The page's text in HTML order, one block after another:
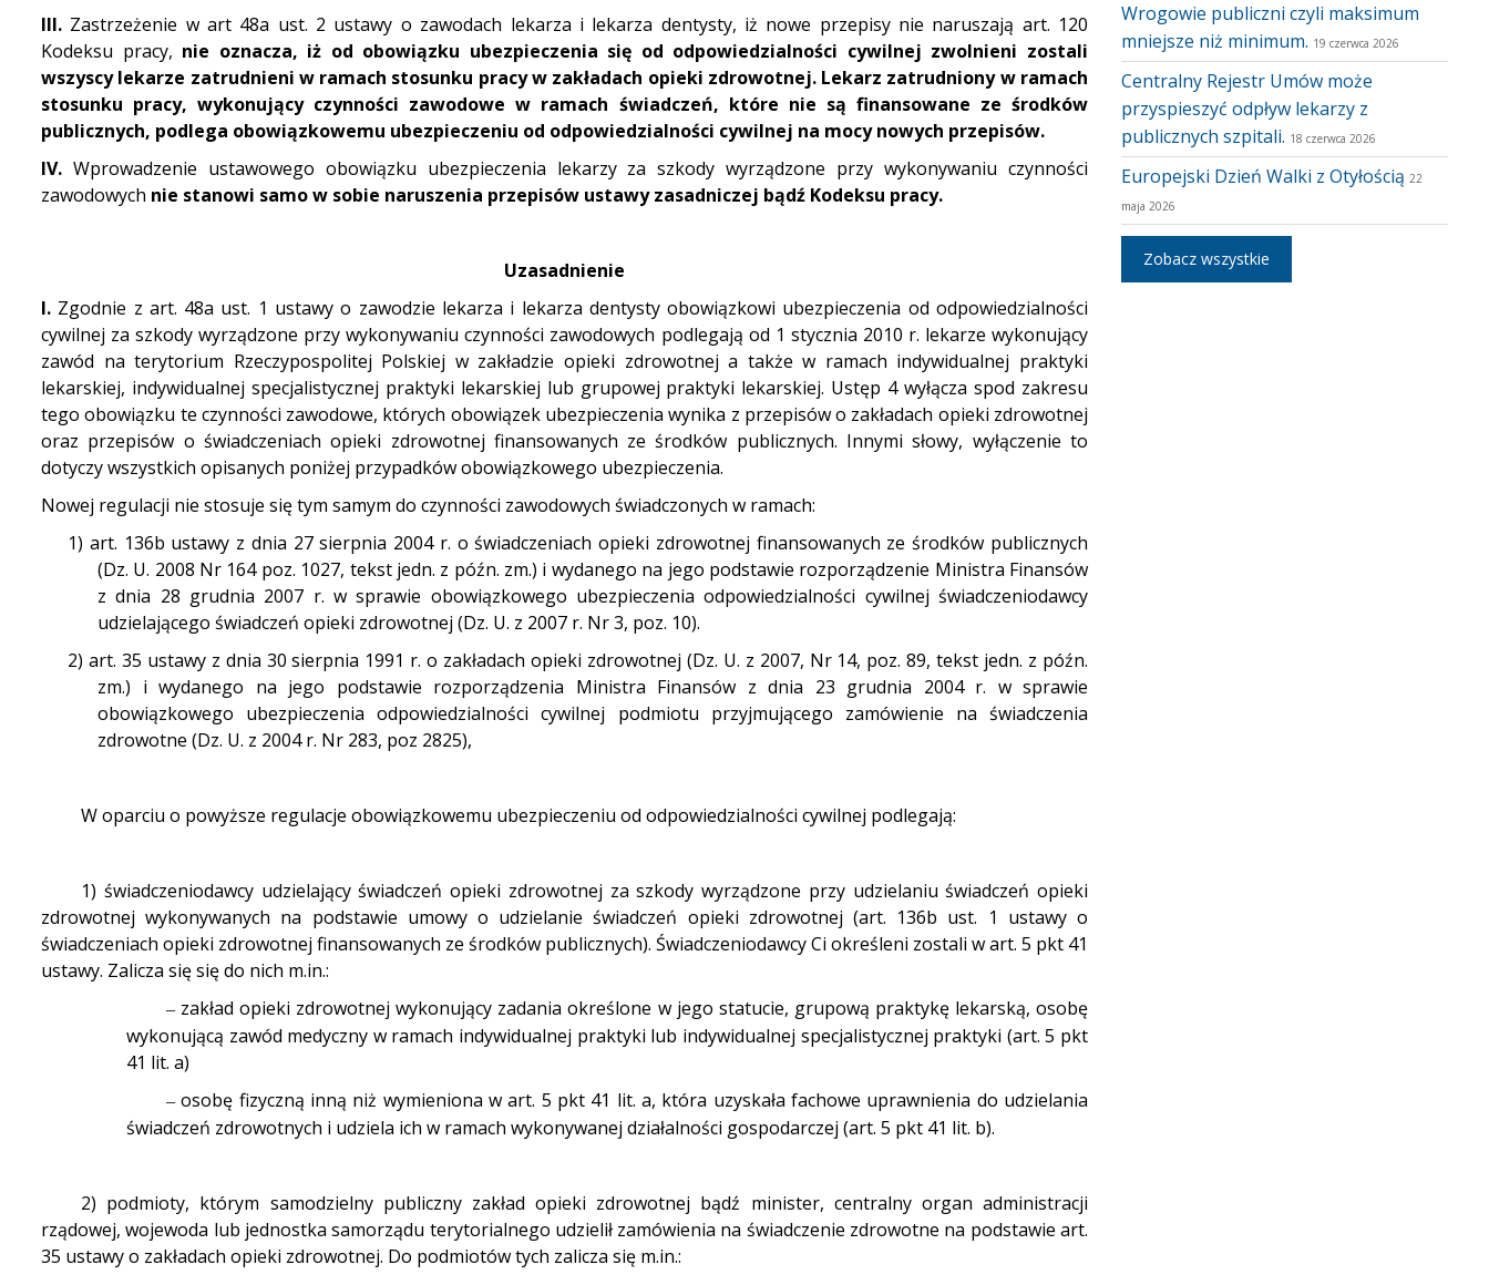
III. Zastrzeżenie w art 48a ust. 2 ustawy o zawodach lekarza i lekarza dentysty, iż nowe przepisy nie naruszają art. 120
Kodeksu pracy, nie oznacza, iż od obowiązku ubezpieczenia się od odpowiedzialności cywilnej zwolnieni zostali
wszyscy lekarze zatrudnieni w ramach stosunku pracy w zakładach opieki zdrowotnej. Lekarz zatrudniony w ramach
stosunku pracy, wykonujący czynności zawodowe w ramach świadczeń, które nie są finansowane ze środków
publicznych, podlega obowiązkowemu ubezpieczeniu od odpowiedzialności cywilnej na mocy nowych przepisów.
IV. Wprowadzenie ustawowego obowiązku ubezpieczenia lekarzy za szkody wyrządzone przy wykonywaniu czynności
zawodowych nie stanowi samo w sobie naruszenia przepisów ustawy zasadniczej bądź Kodeksu pracy.
Uzasadnienie
I. Zgodnie z art. 48a ust. 1 ustawy o zawodzie lekarza i lekarza dentysty obowiązkowi ubezpieczenia od odpowiedzialności
cywilnej za szkody wyrządzone przy wykonywaniu czynności zawodowych podlegają od 1 stycznia 2010 r. lekarze wykonujący
zawód na terytorium Rzeczypospolitej Polskiej w zakładzie opieki zdrowotnej a także w ramach indywidualnej praktyki
lekarskiej, indywidualnej specjalistycznej praktyki lekarskiej lub grupowej praktyki lekarskiej. Ustęp 4 wyłącza spod zakresu
tego obowiązku te czynności zawodowe, których obowiązek ubezpieczenia wynika z przepisów o zakładach opieki zdrowotnej
oraz przepisów o świadczeniach opieki zdrowotnej finansowanych ze środków publicznych. Innymi słowy, wyłączenie to
dotyczy wszystkich opisanych poniżej przypadków obowiązkowego ubezpieczenia.
Nowej regulacji nie stosuje się tym samym do czynności zawodowych świadczonych w ramach:
1) art. 136b ustawy z dnia 27 sierpnia 2004 r. o świadczeniach opieki zdrowotnej finansowanych ze środków publicznych
(Dz. U. 2008 Nr 164 poz. 1027, tekst jedn. z późn. zm.) i wydanego na jego podstawie rozporządzenie Ministra Finansów
z dnia 28 grudnia 2007 r. w sprawie obowiązkowego ubezpieczenia odpowiedzialności cywilnej świadczeniodawcy
udzielającego świadczeń opieki zdrowotnej (Dz. U. z 2007 r. Nr 3, poz. 10).
2) art. 35 ustawy z dnia 30 sierpnia 1991 r. o zakładach opieki zdrowotnej (Dz. U. z 2007, Nr 14, poz. 89, tekst jedn. z późn.
zm.) i wydanego na jego podstawie rozporządzenia Ministra Finansów z dnia 23 grudnia 2004 r. w sprawie
obowiązkowego ubezpieczenia odpowiedzialności cywilnej podmiotu przyjmującego zamówienie na świadczenia
zdrowotne (Dz. U. z 2004 r. Nr 283, poz 2825),
W oparciu o powyższe regulacje obowiązkowemu ubezpieczeniu od odpowiedzialności cywilnej podlegają:
1) świadczeniodawcy udzielający świadczeń opieki zdrowotnej za szkody wyrządzone przy udzielaniu świadczeń opieki
zdrowotnej wykonywanych na podstawie umowy o udzielanie świadczeń opieki zdrowotnej (art. 136b ust. 1 ustawy o
świadczeniach opieki zdrowotnej finansowanych ze środków publicznych). Świadczeniodawcy Ci określeni zostali w art. 5 pkt 41
ustawy. Zalicza się się do nich m.in.:
– zakład opieki zdrowotnej wykonujący zadania określone w jego statucie, grupową praktykę lekarską, osobę
wykonującą zawód medyczny w ramach indywidualnej praktyki lub indywidualnej specjalistycznej praktyki (art. 5 pkt
41 lit. a)
– osobę fizyczną inną niż wymieniona w art. 5 pkt 41 lit. a, która uzyskała fachowe uprawnienia do udzielania
świadczeń zdrowotnych i udziela ich w ramach wykonywanej działalności gospodarczej (art. 5 pkt 41 lit. b).
2) podmioty, którym samodzielny publiczny zakład opieki zdrowotnej bądź minister, centralny organ administracji
rządowej, wojewoda lub jednostka samorządu terytorialnego udzielił zamówienia na świadczenie zdrowotne na podstawie art.
35 ustawy o zakładach opieki zdrowotnej. Do podmiotów tych zalicza się m.in.:
Wrogowie publiczni czyli maksimum
mniejsze niż minimum. 19 czerwca 2026
Centralny Rejestr Umów może
przyspieszyć odpływ lekarzy z
publicznych szpitali. 18 czerwca 2026
Europejski Dzień Walki z Otyłością 22
maja 2026
Zobacz wszystkie